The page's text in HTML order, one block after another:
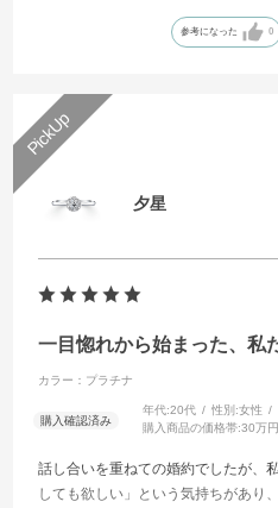
婚約時から結婚式当日まで、人生の
とができ、とても思い出深い指輪に
応していただき、安心して選ぶこと
これからも夫婦で大切に身に着けて
参考になった 0
夕星
一目惚れから始まった、私
カラー：プラチナ
年代:20代 性別:女性
購入商品の価格帯:30万
話し合いを重ねての婚約でしたが、
しても欲しい」という気持ちがあり